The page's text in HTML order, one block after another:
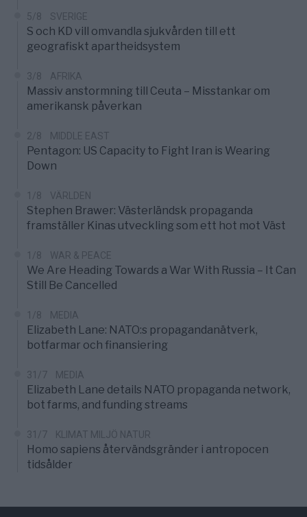
5/8 SVERIGE
S och KD vill omvandla sjukvården till ett
geografiskt apartheidsystem
3/8 AFRIKA
Massiv anstormning till Ceuta – Misstankar om
amerikansk påverkan
2/8 MIDDLE EAST
Pentagon: US Capacity to Fight Iran is Wearing
Down
1/8 VÄRLDEN
Stephen Brawer: Västerländsk propaganda
framställer Kinas utveckling som ett hot mot Väst
1/8 WAR & PEACE
We Are Heading Towards a War With Russia – It Can
Still Be Cancelled
1/8 MEDIA
Elizabeth Lane: NATO:s propagandanätverk,
botfarmar och finansiering
31/7 MEDIA
Elizabeth Lane details NATO propaganda network,
bot farms, and funding streams
31/7 KLIMAT MILJÖ NATUR
Homo sapiens återvändsgränder i antropocen
tidsålder